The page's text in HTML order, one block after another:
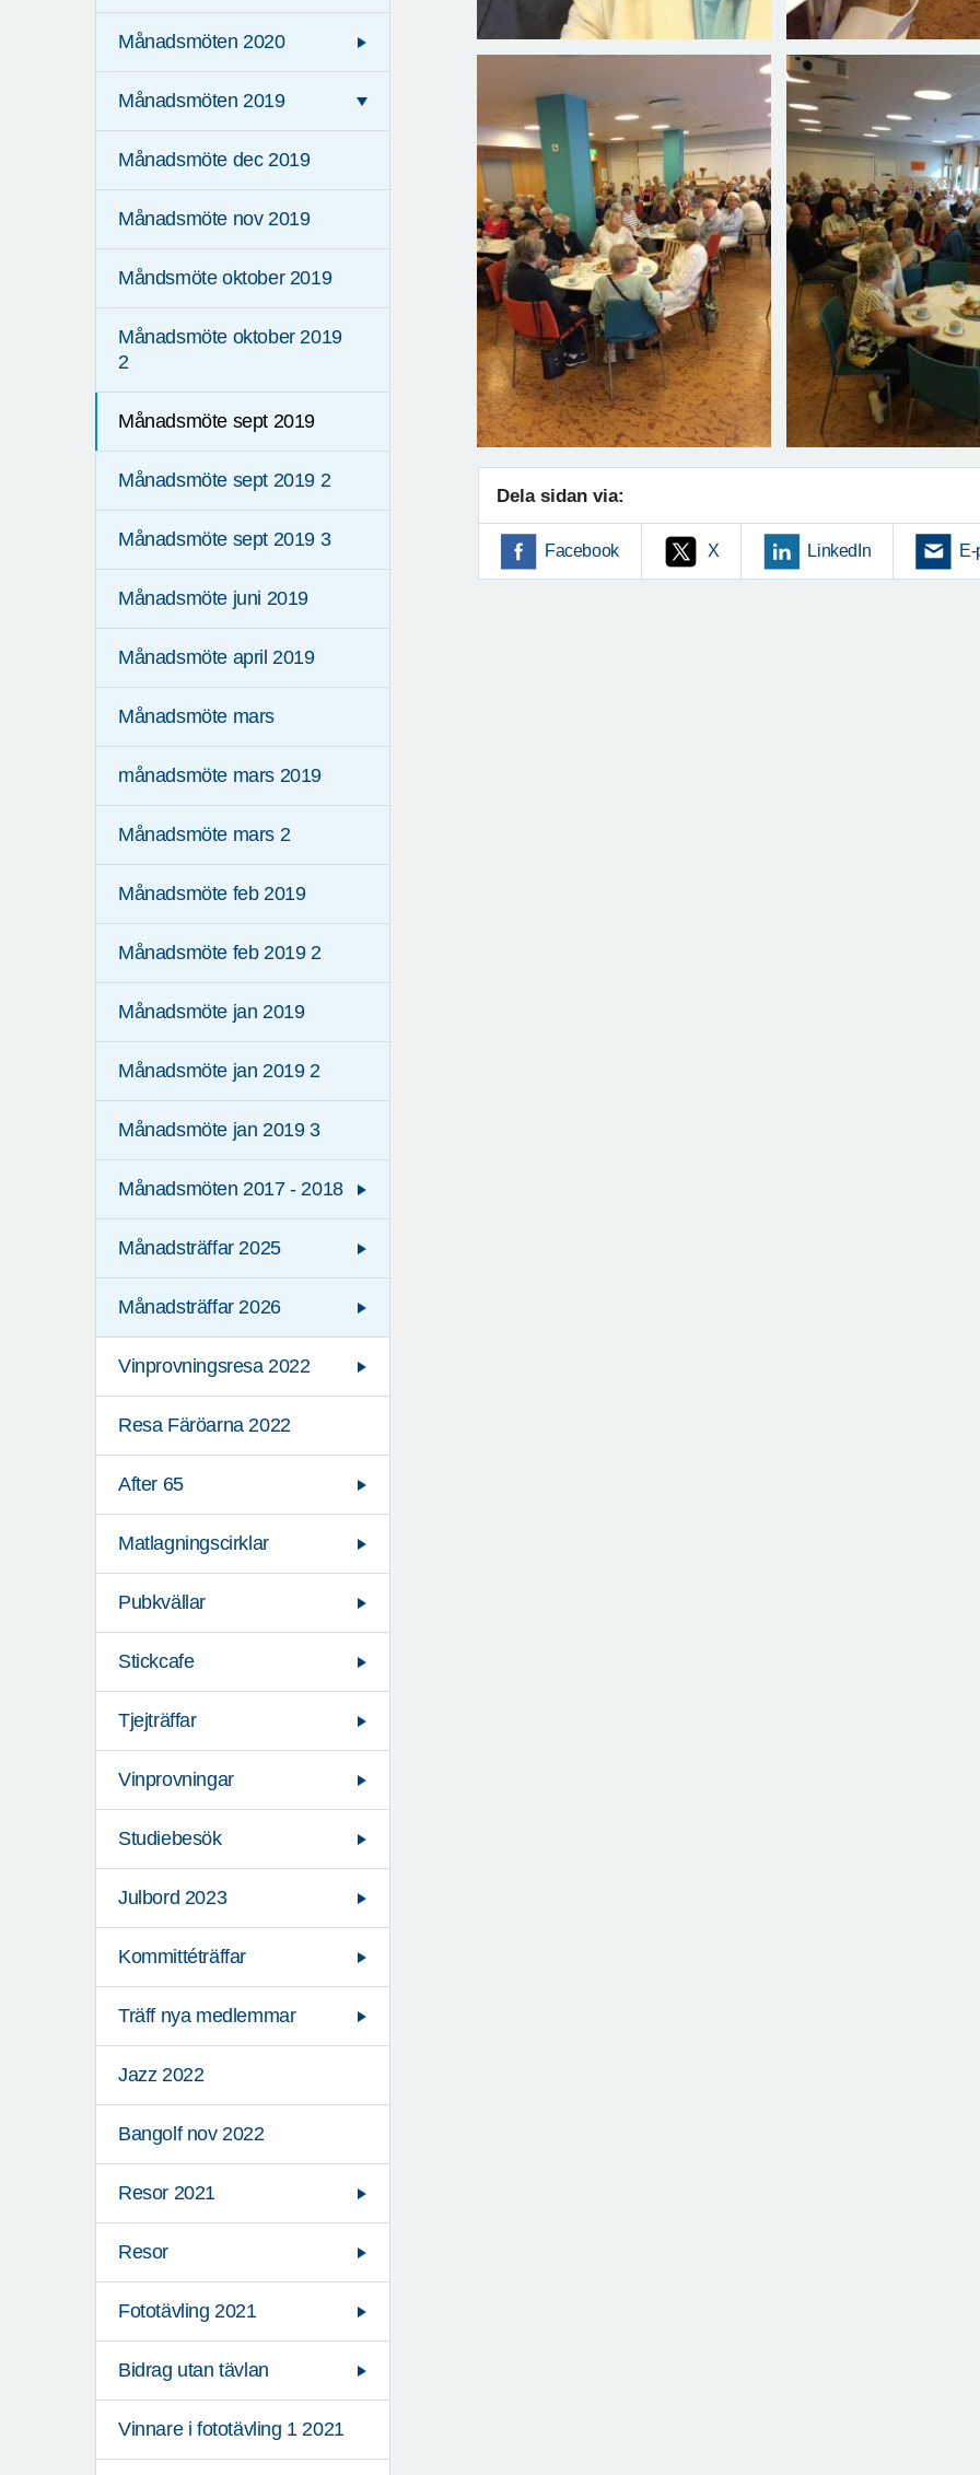
Månadsmöten 2020
Månadsmöten 2019
Månadsmöte dec 2019
Månadsmöte nov 2019
Måndsmöte oktober 2019
Månadsmöte oktober 2019
2
Månadsmöte sept 2019
Månadsmöte sept 2019 2
Månadsmöte sept 2019 3
Månadsmöte juni 2019
Månadsmöte april 2019
Månadsmöte mars
månadsmöte mars 2019
Månadsmöte mars 2
Månadsmöte feb 2019
Månadsmöte feb 2019 2
Månadsmöte jan 2019
Månadsmöte jan 2019 2
Månadsmöte jan 2019 3
Månadsmöten 2017 - 2018
Månadsträffar 2025
Månadsträffar 2026
Vinprovningsresa 2022
Resa Färöarna 2022
After 65
Matlagningscirklar
Pubkvällar
Stickcafe
Tjejträffar
Vinprovningar
Studiebesök
Julbord 2023
Kommittéträffar
Träff nya medlemmar
Jazz 2022
Bangolf nov 2022
Resor 2021
Resor
Fototävling 2021
Bidrag utan tävlan
Vinnare i fototävling 1 2021
Dela sidan via:
Facebook X LinkedIn